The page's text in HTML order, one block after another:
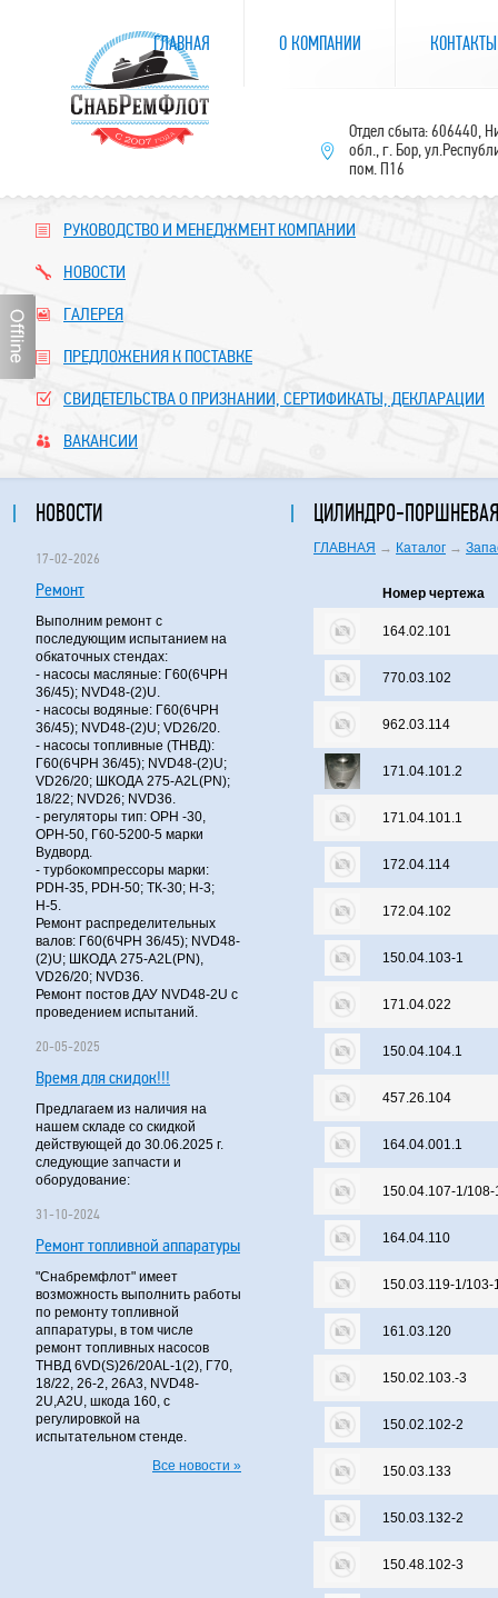
РУКОВОДСТВО И МЕНЕДЖМЕНТ КОМПАНИИ
НОВОСТИ
ГАЛЕРЕЯ
ПРЕДЛОЖЕНИЯ К ПОСТАВКЕ
СВИДЕТЕЛЬСТВА О ПРИЗНАНИИ, СЕРТИФИКАТЫ, ДЕКЛАРАЦИИ
ВАКАНСИИ
НОВОСТИ
17-02-2026
Ремонт
Выполним ремонт с
последующим испытанием на
обкаточных стендах:
- насосы масляные: Г60(6ЧРН
36/45); NVD48-(2)U.
- насосы водяные: Г60(6ЧРН
36/45); NVD48-(2)U; VD26/20.
- насосы топливные (ТНВД):
Г60(6ЧРН 36/45); NVD48-(2)U;
VD26/20; ШКОДА 275-A2L(PN);
18/22; NVD26; NVD36.
- регуляторы тип: ОРН -30,
ОРН-50, Г60-5200-5 марки
Вудворд.
- турбокомпрессоры марки:
PDH-35, PDH-50; ТК-30; Н-3;
Н-5.
Ремонт распределительных
валов: Г60(6ЧРН 36/45); NVD48-
(2)U; ШКОДА 275-A2L(PN),
VD26/20; NVD36.
Ремонт постов ДАУ NVD48-2U с
проведением испытаний.
20-05-2025
Время для скидок!!!
Предлагаем из наличия на
нашем складе со скидкой
действующей до 30.06.2025 г.
следующие запчасти и
оборудование:
31-10-2024
Ремонт топливной аппаратуры
"Снабремфлот" имеет
возможность выполнить работы
по ремонту топливной
аппаратуры, в том числе
ремонт топливных насосов
ТНВД 6VD(S)26/20AL-1(2), Г70,
18/22, 26-2, 26А3, NVD48-
2U,A2U, шкода 160, с
регулировкой на
испытательном стенде.
Все новости »
ЦИЛИНДРО-
ГЛАВНАЯ → Каталог →
Номер чертежа
164.02.101
770.03.102
962.03.114
171.04.101.2
171.04.101.1
172.04.114
172.04.102
150.04.103-1
171.04.022
150.04.104.1
457.26.104
164.04.001.1
150.04.107-1/108-
164.04.110
150.03.119-1/103-
161.03.120
150.02.103.-3
150.02.102-2
150.03.133
150.03.132-2
150.48.102-3
ГЛАВНАЯ О КОМПАНИИ КОНТАКТЫ
Отдел сбыта: 606440,
обл., г. Бор,
пом. П16